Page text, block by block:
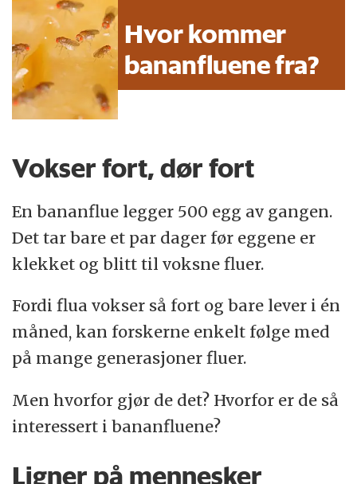
Hvor kommer
bananfluene fra?
Vokser fort, dør fort
En bananflue legger 500 egg av gangen.
Det tar bare et par dager før eggene er
klekket og blitt til voksne fluer.
Fordi flua vokser så fort og bare lever i én
måned, kan forskerne enkelt følge med
på mange generasjoner fluer.
Men hvorfor gjør de det? Hvorfor er de så
interessert i bananfluene?
Ligner på mennesker